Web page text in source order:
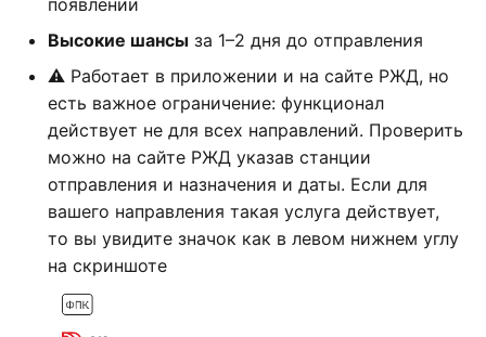
Высокие шансы за 1–2 дня до отправления
⚠️ Работает в приложении и на сайте РЖД, но
есть важное ограничение: функционал
действует не для всех направлений. Проверить
можно на сайте РЖД указав станции
отправления и назначения и даты. Если для
вашего направления такая услуга действует,
то вы увидите значок как в левом нижнем углу
на скриншоте